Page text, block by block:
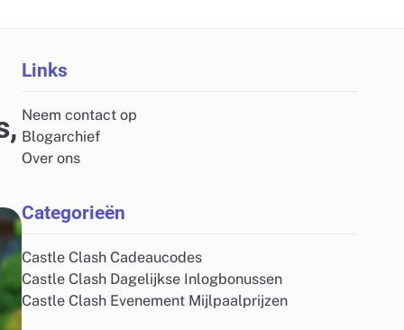
Links
Neem contact op
Blogarchief
Over ons
Categorieën
Castle Clash Cadeaucodes
Castle Clash Dagelijkse Inlogbonussen
Castle Clash Evenement Mijlpaalprijzen